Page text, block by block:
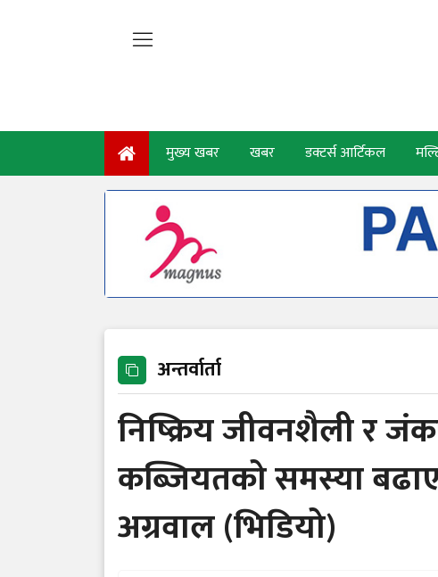
मुख्य खबर खबर डक्टर्स आर्टिकल
अन्तर्वार्ता
निष्क्रिय जीवनशैली र
कब्जियतको समस्या
अग्रवाल (भिडियो)